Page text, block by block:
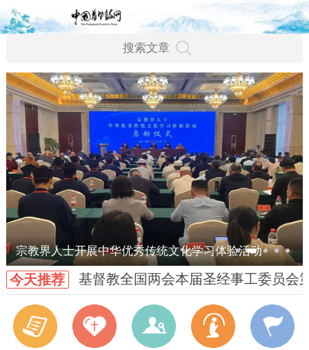
宗教界人士开展中华优秀传统文化学习体验活动
今天推荐 基督教全国两会本届圣经事工委员会